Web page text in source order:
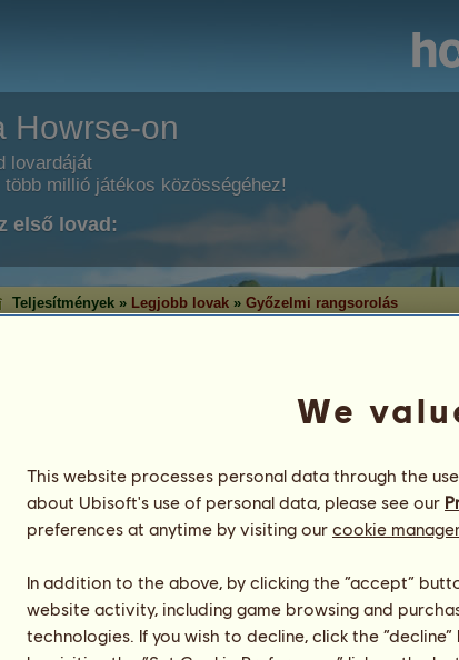
Howrse-on
lovardáját
millió játékos közösségéhez!
első lovad:
Teljesítmények » Legjobb lovak » Győzelmi rangsorolás
el az egyes versenyágakban. Általában a legtöbb címmel
frissítés: augusztus 6.
Angol stílusú versenyek Western stílusú versenyek
futam győzelmek
Nincs mit megjeleníteni ezen a rangsoron
győzelmek
We
This website processes personal data through the
about Ubisoft's use of personal data, please see our
preferences at anytime by visiting our cookie
In addition to the above, by clicking the “accept”
website activity, including game browsing and
technologies. If you wish to decline, click the